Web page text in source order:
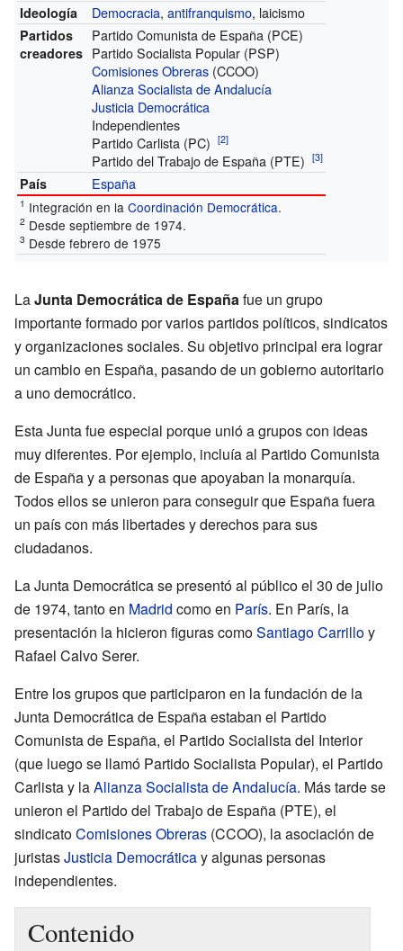
Ideología Democracia,antifranquismo, laicismo
Partidos
creadores
Partido Comunista de España (PCE)
Partido Socialista Popular (PSP)
Comisiones Obreras (CCOO)
Alianza Socialista de Andalucía
Justicia Democrática
Independientes
Partido Carlista (PC)[2]
Partido del Trabajo de España (PTE)[3]
País España
1 Integración en laCoordinación Democrática.
2 Desde septiembre de 1974.
3 Desde febrero de 1975
LaJunta Democrática de Españafue un grupo
importante formado por varios partidos políticos, sindicatos
y organizaciones sociales. Su objetivo principal era lograr
un cambio en España, pasando de un gobierno autoritario
a uno democrático.
Esta Junta fue especial porque unió a grupos con ideas
muy diferentes. Por ejemplo, incluía al Partido Comunista
de España y a personas que apoyaban la monarquía.
Todos ellos se unieron para conseguir que España fuera
un país con más libertades y derechos para sus
ciudadanos.
La Junta Democrática se presentó al público el 30 de julio
de 1974, tanto en Madrid como en París. En París, la
presentación la hicieron figuras comoSantiago Carrilloy
Rafael Calvo Serer.
Entre los grupos que participaron en la fundación de la
Junta Democrática de España estaban el Partido
Comunista de España, el Partido Socialista del Interior
(que luego se llamó Partido Socialista Popular), el Partido
Carlista y laAlianza Socialista de Andalucía. Más tarde se
unieron el Partido del Trabajo de España (PTE), el
sindicatoComisiones Obreras (CCOO), la asociación de
juristasJusticia Democráticay algunas personas
independientes.
Contenido